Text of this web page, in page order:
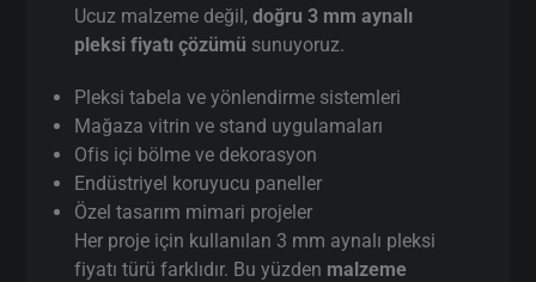
Ucuz malzeme değil,doğru 3 mm aynalı
pleksi fiyatı çözümü sunuyoruz.
Pleksi tabela ve yönlendirme sistemleri
Mağaza vitrin ve stand uygulamaları
Ofis içi bölme ve dekorasyon
Endüstriyel koruyucu paneller
Özel tasarım mimari projeler
Her proje için kullanılan 3 mm aynalı pleksi
fiyatı türü farklıdır. Bu yüzden malzeme